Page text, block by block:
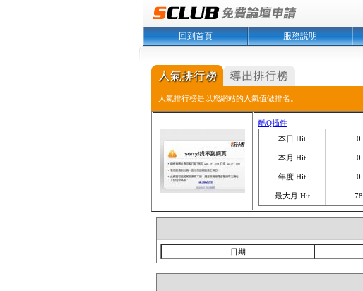
回到首頁 服務說明
人氣排行榜是以您網站的人氣值做排名。
酷Q插件
本日 Hit
0
本月 Hit 0
年度 Hit 0
最大月 Hit 78
日期